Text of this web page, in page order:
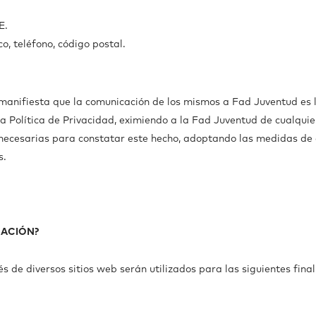
teléfono, código postal.
que la comunicación de los mismos a Fad Juventud
de Privacidad, eximiendo a la Fad Juventud de
para constatar este hecho, adoptando las medidas
de diversos sitios web serán utilizados para las siguientes